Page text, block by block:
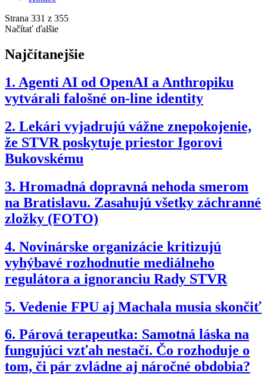
Strana 331 z 355
Načítať ďalšie
Najčítanejšie
1. Agenti AI od OpenAI a Anthropiku
vytvárali falošné on-line identity
2. Lekári vyjadrujú vážne znepokojenie,
že STVR poskytuje priestor Igorovi
Bukovskému
3. Hromadná dopravná nehoda smerom
na Bratislavu. Zasahujú všetky záchranné
zložky (FOTO)
4. Novinárske organizácie kritizujú
vyhýbavé rozhodnutie mediálneho
regulátora a ignoranciu Rady STVR
5. Vedenie FPU aj Machala musia skončiť
6. Párová terapeutka: Samotná láska na
fungujúci vzťah nestačí. Čo rozhoduje o
tom, či pár zvládne aj náročné obdobia?